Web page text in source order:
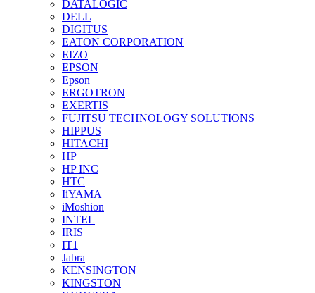
DATALOGIC
DELL
DIGITUS
EATON CORPORATION
EIZO
EPSON
Epson
ERGOTRON
EXERTIS
FUJITSU TECHNOLOGY SOLUTIONS
HIPPUS
HITACHI
HP
HP INC
HTC
IiYAMA
iMoshion
INTEL
IRIS
IT1
Jabra
KENSINGTON
KINGSTON